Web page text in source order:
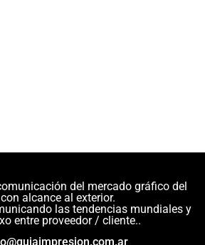
del mercado gráfico del
alcance al exterior.
las tendencias mundiales y
entre proveedor / cliente..